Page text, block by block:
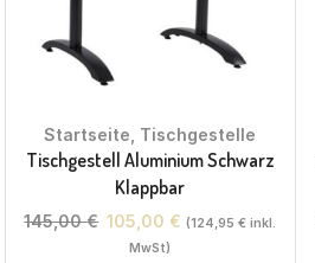
Startseite Tischgestelle
Tischgestell Aluminium Schwarz
Klappbar
145,00€ 105,00 € (124,95€ inkl.
MwSt)